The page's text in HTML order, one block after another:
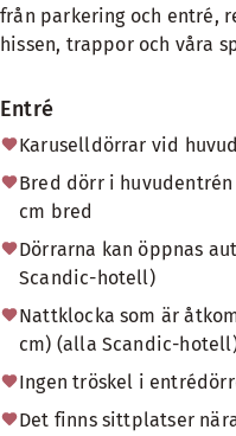
från parkering och entré,
hissen, trappor och våra
Entré
Karuselldörrar vid
Bred dörr i
cm bred
Dörrarna kan öppnas
Scandic-hotell)
Nattklocka som är
cm) (alla Scandic-
Ingen tröskel i
Det finns sittplatser